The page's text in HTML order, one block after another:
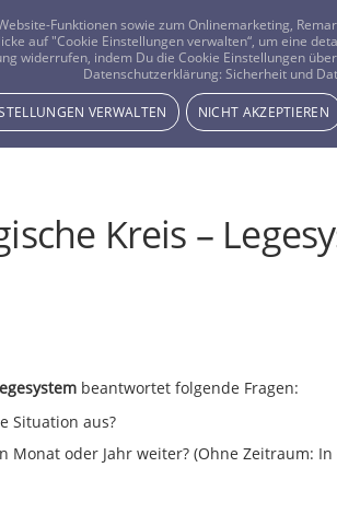
Kreis –
beantwortet folgende Fragen:
Situation aus?
Monat oder Jahr weiter? (Ohne Zeitraum:
Funktionen sowie zum Onlinemarketing,
auf "Cookie Einstellungen verwalten“, um eine
widerrufen, indem Du die Cookie Einstellungen
Datenschutzerklärung: Sicherheit und
VERWALTEN NICHT AKZEPTIEREN